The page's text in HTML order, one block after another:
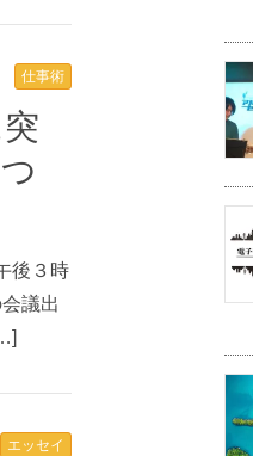
仕事術
後３時
議出
エッセイ